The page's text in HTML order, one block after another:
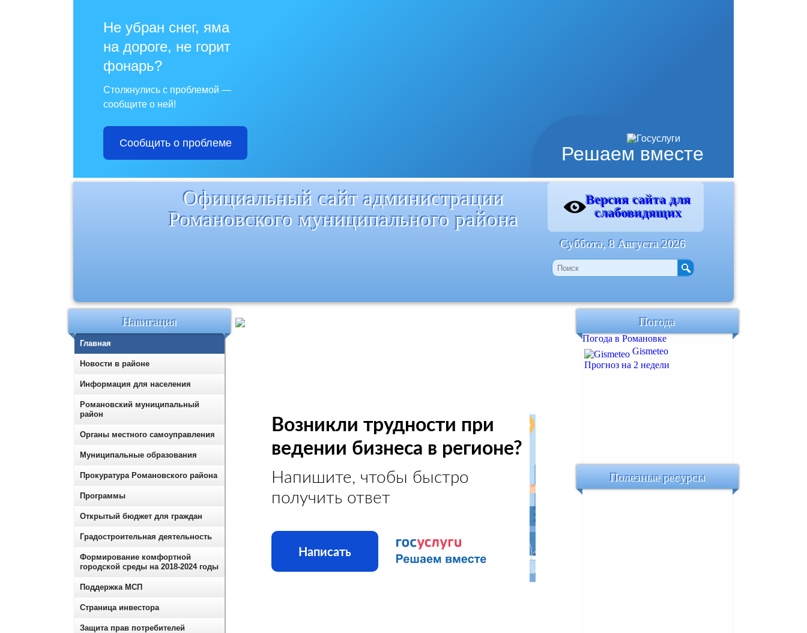
Решаем вместе
Не убран снег, яма
на дороге, не горит
фонарь?
Столкнулись с проблемой —
сообщите о ней!
Сообщить о проблеме
Официальный сайт администрации
Романовского муниципального района
Версия сайта для
слабовидящих
Суббота, 8 Августа 2026
Возникли трудности при
ведении бизнеса в регионе?
Напишите, чтобы быстро
получить ответ
Написать
Навигация
Главная
Новости в районе
Информация для населения
Романовский муниципальный
район
Органы местного самоуправления
Муниципальные образования
Прокуратура Романовского района
Программы
Открытый бюджет для граждан
Градостроительная деятельность
Формирование комфортной
городской среды на 2018-2024 годы
Поддержка МСП
Страница инвестора
Защита прав потребителей
Погода
Погода в Романовке
Gismeteo
Прогноз на 2 недели
Полезные ресурсы